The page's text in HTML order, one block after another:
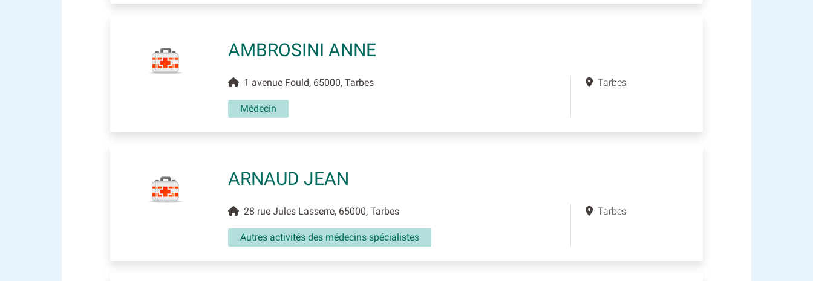
AMBROSINI ANNE
1 avenue Fould, 65000, Tarbes
Médecin
Tarbes
ARNAUD JEAN
28 rue Jules Lasserre, 65000, Tarbes
Autres activités des médecins spécialistes
Tarbes